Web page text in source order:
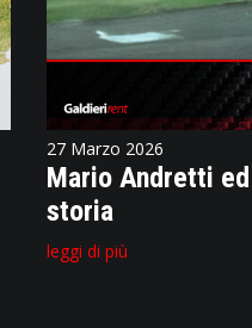
27 Marzo 2026
Mario Andretti
storia
leggi di più